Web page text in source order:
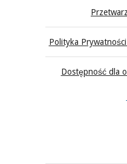
Polityka
Dostępność dla